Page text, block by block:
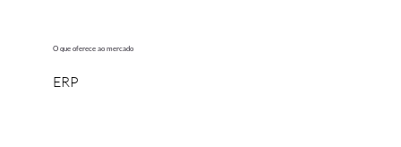
O que oferece ao mercado
ERP